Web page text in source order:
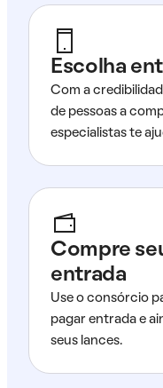
Escolha
Com a
de pessoas a
especialistas te
Compre
entrada
Use o consórcio
pagar entrada e
seus lances.